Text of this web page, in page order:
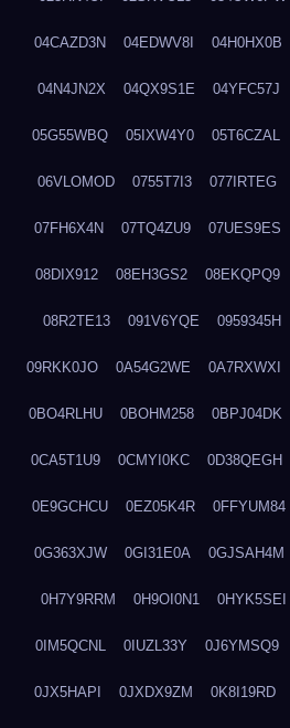
04CAZD3N 04EDWV8I 04H0HX0B
04N4JN2X 04QX9S1E 04YFC57J
05G55WBQ 05IXW4Y0 05T6CZAL
06VLOMOD 0755T7I3 077IRTEG
07FH6X4N 07TQ4ZU9 07UES9ES
08DIX912 08EH3GS2 08EKQPQ9
08R2TE13 091V6YQE 0959345H
09RKK0JO 0A54G2WE 0A7RXWXI
0BO4RLHU 0BOHM258 0BPJ04DK
0CA5T1U9 0CMYI0KC 0D38QEGH
0E9GCHCU 0EZ05K4R 0FFYUM84
0G363XJW 0GI31E0A 0GJSAH4M
0H7Y9RRM 0H9OI0N1 0HYK5SEI
0IM5QCNL 0IUZL33Y 0J6YMSQ9
0JX5HAPI 0JXDX9ZM 0K8I19RD